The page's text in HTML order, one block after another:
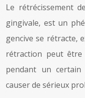
Le rétrécissement
gingivale, est un
gencive se rétracte,
rétraction peut être
pendant un
causer de sérieux